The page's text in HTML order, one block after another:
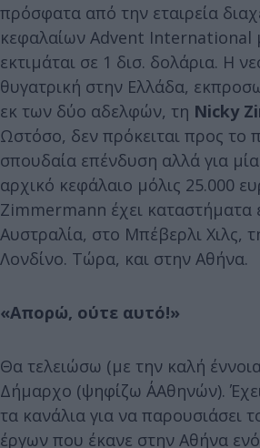
πρόσφατα από την εταιρεία
κεφαλαίων Advent International
εκτιμάται σε 1 δισ. δολάρια. Η
θυγατρική στην Ελλάδα,
εκ των δύο αδελφών, τη Nicky
Ωστόσο, δεν πρόκειται προς το
σπουδαία επένδυση αλλά για
αρχικό κεφάλαιο μόλις 25.000
Zimmermann έχει καταστήματα
Αυστραλία, στο Μπέβερλι Χιλς,
Λονδίνο. Τώρα, και στην Αθήνα.
«Απορώ, ούτε αυτό!»
Θα τελειώσω (με την καλή
Δήμαρχο (ψηφίζω Α΄Αθηνών).
τα κανάλια για να παρουσιάσει
έργων που έκανε στην Αθήνα